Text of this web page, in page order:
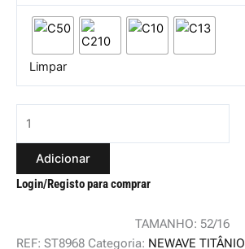
Limpar
Adicionar
Login/Registo para comprar
TAMANHO: 52/16
REF: ST8968 Categoria: NEWAVE TITÂNIO